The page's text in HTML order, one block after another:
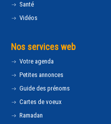
Santé
Vidéos
Nos services web
Votre agenda
Petites annonces
Guide des prénoms
Cartes de voeux
Ramadan